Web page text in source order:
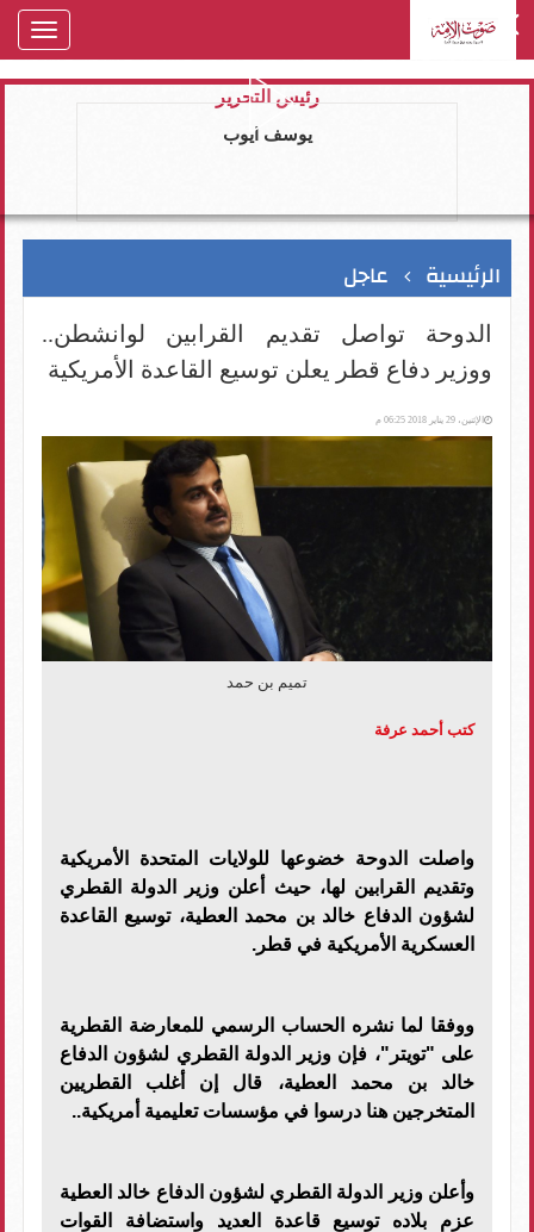
رئيس التحرير
يوسف ايوب
الرئيسية عاجل
الدوحة تواصل تقديم القرابين لوانشطن..
ووزير دفاع قطر يعلن توسيع القاعدة الأمريكية
الإثنين، 29 يناير 2018 06:25 م
تميم بن حمد
كتب أحمد عرفة
واصلت الدوحة خضوعها للولايات المتحدة الأمريكية
وتقديم القرابين لها، حيث أعلن وزير الدولة القطري
لشؤون الدفاع خالد بن محمد العطية، توسيع القاعدة
العسكرية الأمريكية في قطر.
ووفقا لما نشره الحساب الرسمي للمعارضة القطرية
على "تويتر"، فإن وزير الدولة القطري لشؤون الدفاع
خالد بن محمد العطية، قال إن أغلب القطريين
المتخرجين هنا درسوا في مؤسسات تعليمية أمريكية..
وأعلن وزير الدولة القطري لشؤون الدفاع خالد العطية
عزم بلاده توسيع قاعدة العديد واستضافة القوات